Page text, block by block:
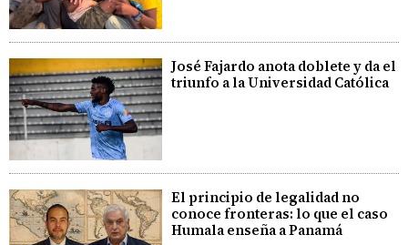
José Fajardo anota doblete y da el
triunfo a la Universidad Católica
El principio de legalidad no
conoce fronteras: lo que el caso
Humala enseña a Panamá